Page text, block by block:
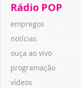
Rádio POP
empregos
notícias
ouça ao vivo
programação
vídeos